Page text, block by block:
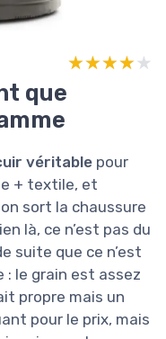
que
★★★★★
★★★★★
véritable pour
+ textile, et
sort la chaussure
là, ce n’est pas du
suite que ce n’est
: le grain est assez
propre mais un
pour le prix, mais